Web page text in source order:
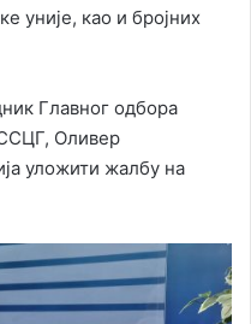
уније, као и бројних
Главног одбора
Оливер
уложити жалбу на